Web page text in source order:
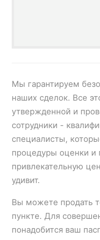
Мы гарантируем
наших сделок. Все
утвержденной и
сотрудники -
специалисты,
процедуры оценки и
привлекательную
удивит.
Вы можете продать
пункте. Для
понадобится ваш